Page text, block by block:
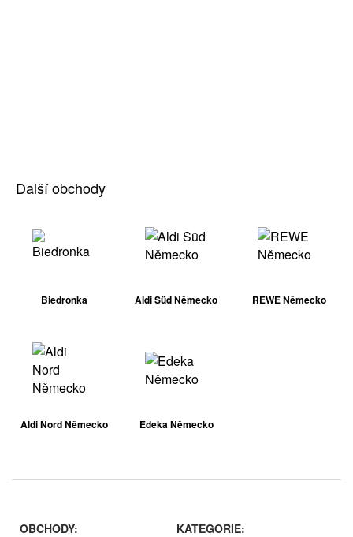
Další obchody
Biedronka Aldi Süd Německo REWE Německo
Aldi Nord Německo Edeka Německo
OBCHODY:
KATEGORIE: